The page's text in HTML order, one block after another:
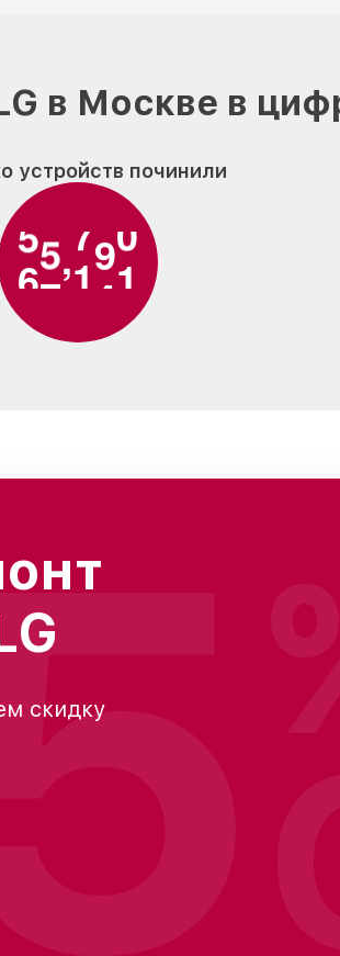
в Москве в
устройств починили
61,000
скидку